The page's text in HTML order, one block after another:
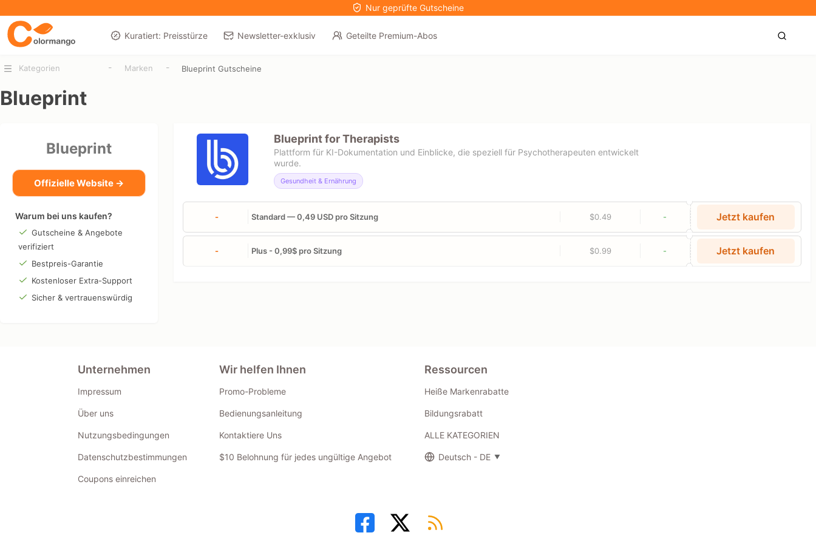
Nur geprüfte Gutscheine
Kuratiert: Preisstürze Newsletter-exklusiv Geteilte Premium-Abos
Kategorien - Marken - Blueprint Gutscheine
Blueprint
Blueprint
Offizielle Website →
Warum bei uns kaufen?
Gutscheine & Angebote
verifiziert
Bestpreis-Garantie
Kostenloser Extra-Support
Sicher & vertrauenswürdig
Blueprint for Therapists
Plattform für KI-Dokumentation und Einblicke, die speziell für Psychotherapeuten entwickelt
wurde.
Gesundheit & Ernährung
- Standard — 0,49 USD pro Sitzung $0.49 - Jetzt kaufen
- Plus - 0,99$ pro Sitzung $0.99 - Jetzt kaufen
Unternehmen
Impressum
Über uns
Nutzungsbedingungen
Datenschutzbestimmungen
Coupons einreichen
Wir helfen Ihnen
Promo-Probleme
Bedienungsanleitung
Kontaktiere Uns
$10 Belohnung für jedes ungültige Angebot
Ressourcen
Heiße Markenrabatte
Bildungsrabatt
ALLE KATEGORIEN
Deutsch - DE